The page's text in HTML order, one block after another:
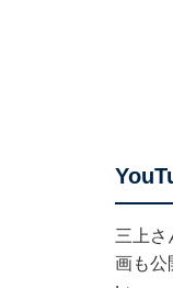
三上さ
画も公